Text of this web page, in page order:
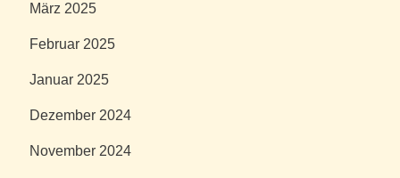
März 2025
Februar 2025
Januar 2025
Dezember 2024
November 2024